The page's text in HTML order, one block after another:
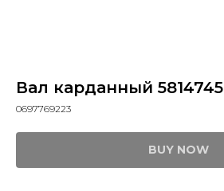
Вал карданный 5814745
0697769223
BUY NOW